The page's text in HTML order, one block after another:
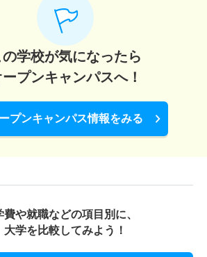
の学校が気になったら
ープンキャンパスへ！
プンキャンパス情報をみる
費や就職などの項目別に、
大学を比較してみよう！